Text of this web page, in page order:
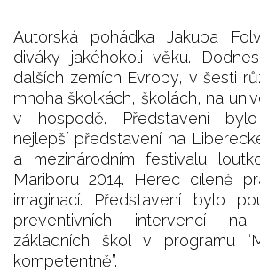
Autorská pohádka Jakuba
diváky jakéhokoli věku.
dalších zemích Evropy, v šesti
mnoha školkách, školách, na
v hospodě. Představení
nejlepší představení na
a mezinárodním festivalu
Mariboru 2014. Herec cíleně
imaginací. Představení bylo
preventivních intervencí
základních škol v programu
kompetentně”.